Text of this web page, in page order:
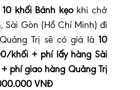
10 khối Bánh kẹokhi chở
Sài Gòn (Hồ Chí Minh) đi
Trị sẽ có giá là 10
khối + phí lấy hàng Sài
phí giao hàng Quảng Trị
VNĐ